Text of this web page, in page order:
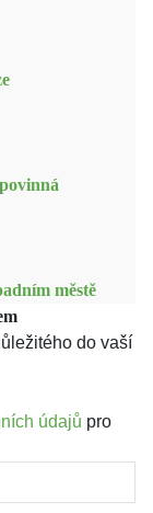
městě
do vaší
údajů pro